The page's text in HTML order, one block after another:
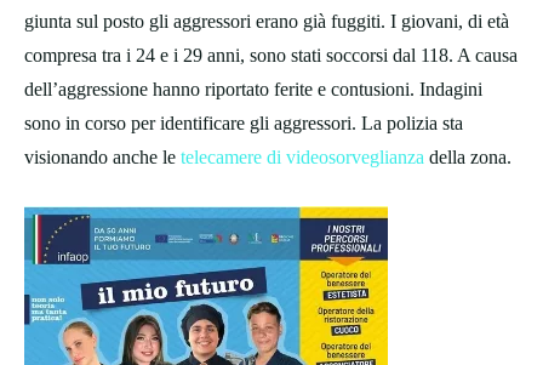
giunta sul posto gli aggressori erano già fuggiti. I giovani, di età
compresa tra i 24 e i 29 anni, sono stati soccorsi dal 118. A causa
dell’aggressione hanno riportato ferite e contusioni. Indagini
sono in corso per identificare gli aggressori. La polizia sta
visionando anche le telecamere di videosorveglianza della zona.